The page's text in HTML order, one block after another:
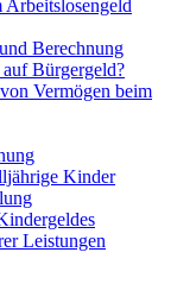
Arbeitslosengeld
Berechnung
Bürgergeld?
Vermögen beim
Kinder
Leistungen